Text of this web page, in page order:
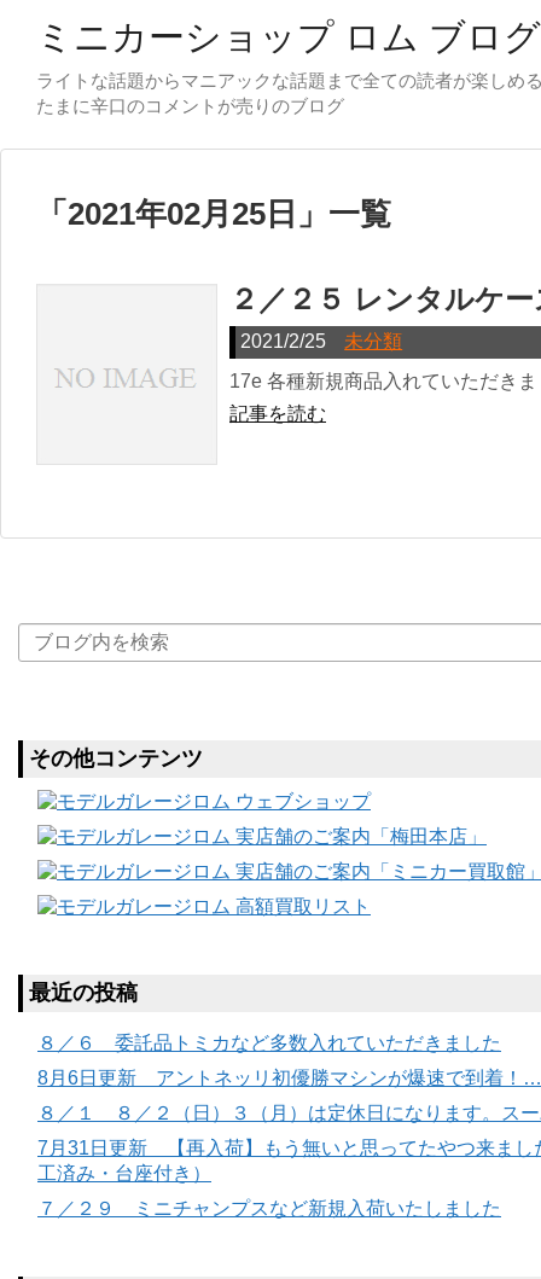
ミニカーショップ ロム ブログ
ライトな話題からマニアックな話題まで全ての読者が楽しめ
「 2021年02月25日 」 一覧
２／２５ レンタルケ
2021/2/25
未分類
17e 各種新規商品入れていただきま
記事を読む
その他コンテンツ
最近の投稿
８／６ 委託品トミカなど多数入れていただきました
8月6日更新 アントネッリ初優勝マシンが爆速で到着！
８／１ ８／２（日）３（月）は定休日になります。ス
7月31日更新 【再入荷】もう無いと思ってたやつ来まし
工済み・台座付き）
７／２９ ミニチャンプスなど新規入荷いたしました